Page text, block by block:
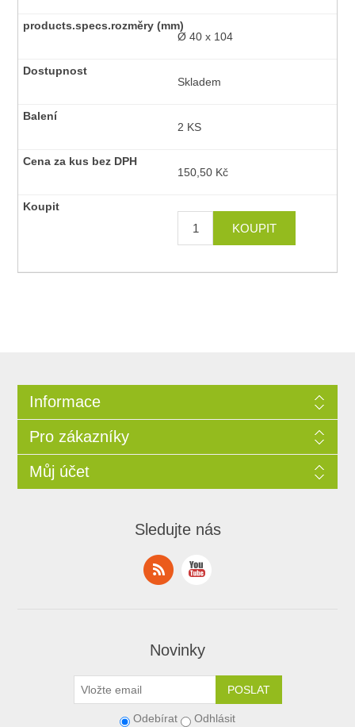
Ø 40 x 104
Skladem
2 KS
150,50 Kč
Informace
Pro zákazníky
Můj účet
Sledujte nás
Novinky
Odebírat Odhlásit